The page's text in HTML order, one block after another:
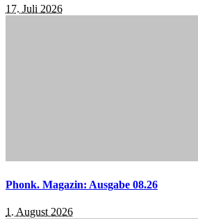
17. Juli 2026
Phonk. Magazin: Ausgabe 08.26
1. August 2026